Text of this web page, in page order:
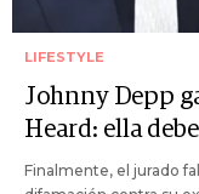
LIFESTYLE
Johnny Depp
Heard: ella
Finalmente, el jurado